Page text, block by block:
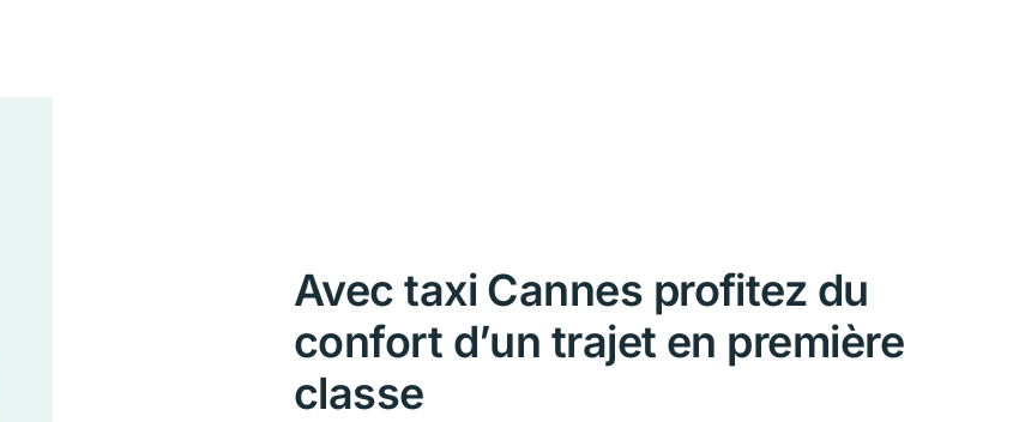
Avec taxi Cannes profitez du
confort d’un trajet en première
classe